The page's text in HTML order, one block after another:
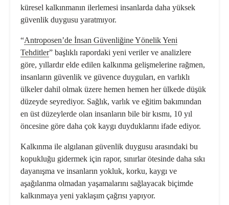
küresel kalkınmanın ilerlemesi insanlarda daha yüksek
güvenlik duygusu yaratmıyor.
“Antroposen’de İnsan Güvenliğine Yönelik Yeni
Tehditler” başlıklı rapordaki yeni veriler ve analizlere
göre, yıllardır elde edilen kalkınma gelişmelerine rağmen,
insanların güvenlik ve güvence duyguları, en varlıklı
ülkeler dahil olmak üzere hemen hemen her ülkede düşük
düzeyde seyrediyor. Sağlık, varlık ve eğitim bakımından
en üst düzeylerde olan insanların bile bir kısmı, 10 yıl
öncesine göre daha çok kaygı duyduklarını ifade ediyor.
Kalkınma ile algılanan güvenlik duygusu arasındaki bu
kopukluğu gidermek için rapor, sınırlar ötesinde daha sıkı
dayanışma ve insanların yokluk, korku, kaygı ve
aşağılanma olmadan yaşamalarını sağlayacak biçimde
kalkınmaya yeni yaklaşım çağrısı yapıyor.